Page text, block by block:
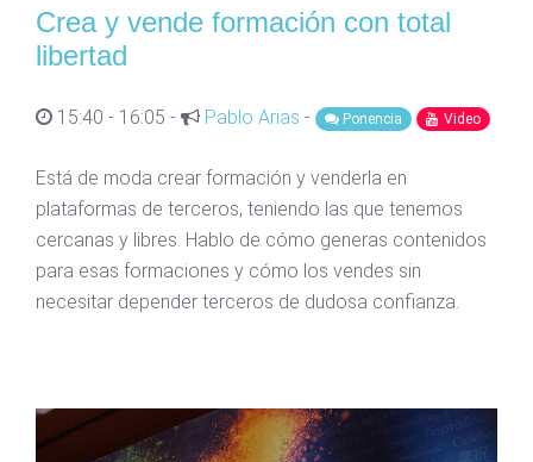
Crea y vende formación con total
libertad
15:40 - 16:05 - Pablo Arias - Ponencia Video
Está de moda crear formación y venderla en
plataformas de terceros, teniendo las que tenemos
cercanas y libres. Hablo de cómo generas contenidos
para esas formaciones y cómo los vendes sin
necesitar depender terceros de dudosa confianza.